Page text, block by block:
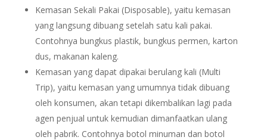
Kemasan Sekali Pakai (Disposable), yaitu kemasan
yang langsung dibuang setelah satu kali pakai.
Contohnya bungkus plastik, bungkus permen, karton
dus, makanan kaleng.
Kemasan yang dapat dipakai berulang kali (Multi
Trip), yaitu kemasan yang umumnya tidak dibuang
oleh konsumen, akan tetapi dikembalikan lagi pada
agen penjual untuk kemudian dimanfaatkan ulang
oleh pabrik. Contohnya botol minuman dan botol